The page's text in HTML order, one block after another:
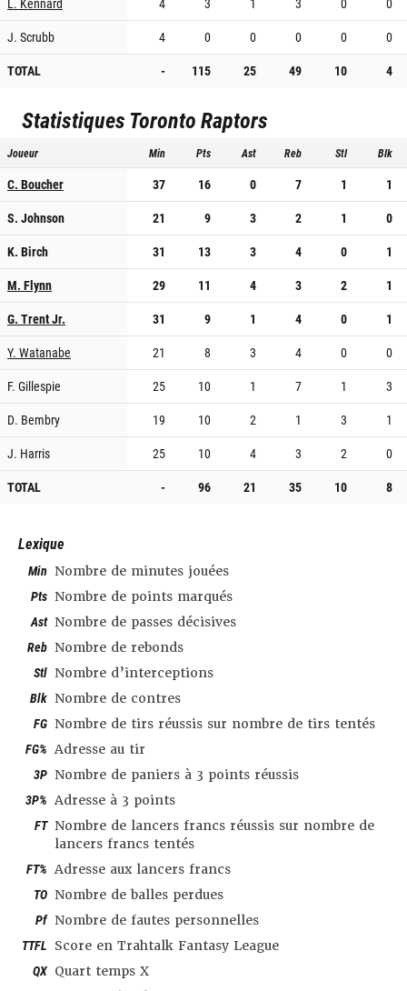
J. Scrubb
4 0 0 0 0
0
TOTAL
- 115 25 49 10 4
Statistiques Toronto Raptors
Joueur Min Pts Ast Reb Stl Blk
C. Boucher 37 16 0 7 1
1
S. Johnson
21 9 3 2 1
0
K. Birch
31 13 3 4 0
1
M. Flynn
29 11 4 3 2
1
G. Trent Jr.
31 9 1 4 0
1
Y. Watanabe
21 8 3 4 0
0
F. Gillespie
25 10 1 7 1
3
D. Bembry
19 10 2 1 3
1
J. Harris
25 10 4 3 2
0
TOTAL
- 96 21 35 10 8
Lexique
Min Nombre de minutes jouées
Pts Nombre de points marqués
Ast Nombre de passes décisives
Reb Nombre de rebonds
Stl Nombre d’interceptions
Blk Nombre de contres
FG Nombre de tirs réussis sur nombre de tirs tentés
FG% Adresse au tir
3P Nombre de paniers à 3 points réussis
3P% Adresse à 3 points
FT Nombre de lancers francs réussis sur nombre de
lancers francs tentés
FT% Adresse aux lancers francs
TO Nombre de balles perdues
Pf Nombre de fautes personnelles
TTFL Score en Trahtalk Fantasy League
QX Quart temps X